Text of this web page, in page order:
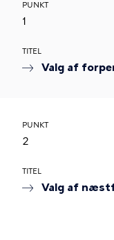
PUNKT
1
TITEL
Valg af
PUNKT
2
TITEL
Valg af